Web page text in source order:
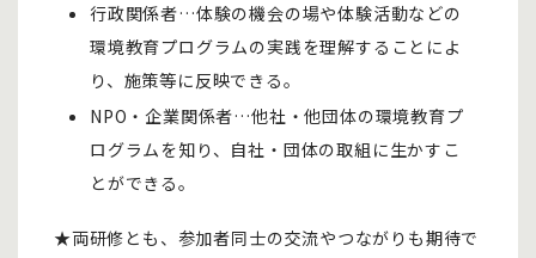
行政関係者…体験の機会の場や体験活動などの
環境教育プログラムの実践を理解することによ
り、施策等に反映できる。
NPO・企業関係者…他社・他団体の環境教育プ
ログラムを知り、自社・団体の取組に生かすこ
とができる。
★両研修とも、参加者同士の交流やつながりも期待で